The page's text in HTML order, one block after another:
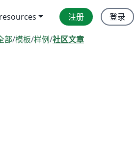
注册 登录
部/模板/样例/社区文章